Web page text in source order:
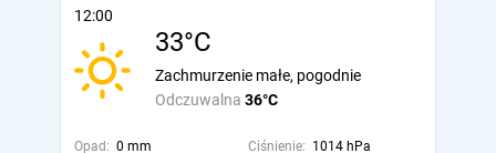
12:00
33°C
Odczuwalna 36°C
Zachmurzenie małe, pogodnie
Opad: 0 mm Ciśnienie: 1014 hPa